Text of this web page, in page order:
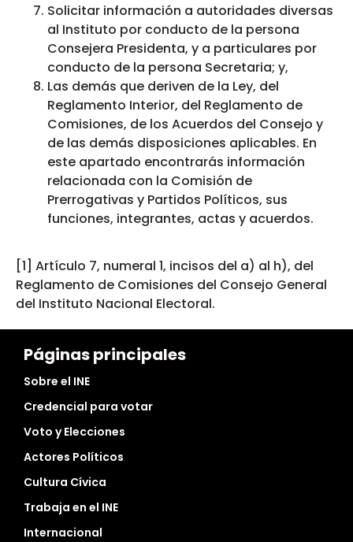
Solicitar información a autoridades diversas
al Instituto por conducto de la persona
Consejera Presidenta, y a particulares por
conducto de la persona Secretaria; y,
Las demás que deriven de la Ley, del
Reglamento Interior, del Reglamento de
Comisiones, de los Acuerdos del Consejo y
de las demás disposiciones aplicables. En
este apartado encontrarás información
relacionada con la Comisión de
Prerrogativas y Partidos Políticos, sus
funciones, integrantes, actas y acuerdos.
[1] Artículo 7, numeral 1, incisos del a) al h), del
Reglamento de Comisiones del Consejo General
del Instituto Nacional Electoral.
Páginas principales
Sobre el INE
Credencial para votar
Voto y Elecciones
Actores Políticos
Cultura Cívica
Trabaja en el INE
Internacional